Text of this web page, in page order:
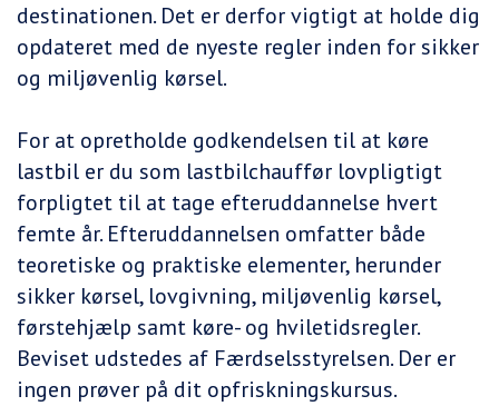
destinationen. Det er derfor vigtigt at holde dig
opdateret med de nyeste regler inden for sikker
og miljøvenlig kørsel.
For at opretholde godkendelsen til at køre
lastbil er du som lastbilchauffør lovpligtigt
forpligtet til at tage efteruddannelse hvert
femte år. Efteruddannelsen omfatter både
teoretiske og praktiske elementer, herunder
sikker kørsel, lovgivning, miljøvenlig kørsel,
førstehjælp samt køre- og hviletidsregler.
Beviset udstedes af Færdselsstyrelsen. Der er
ingen prøver på dit opfriskningskursus.